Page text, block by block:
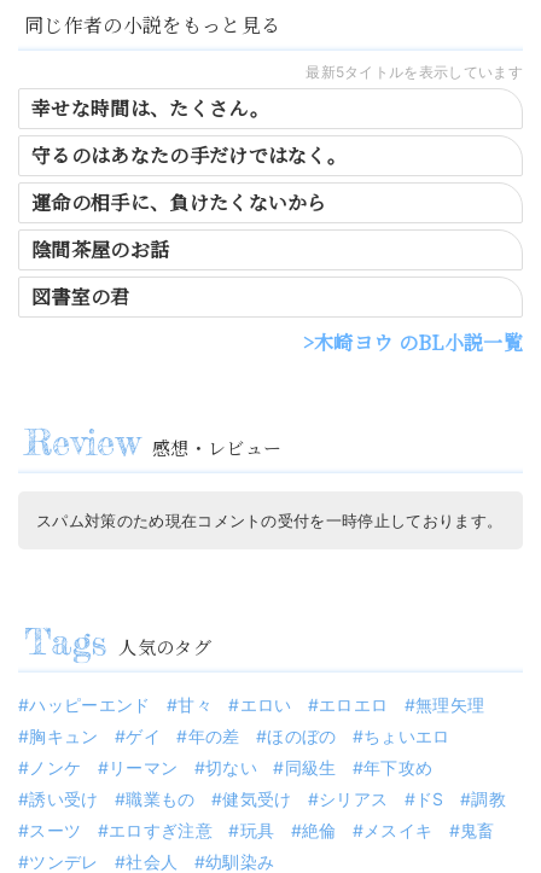
同じ作者の小説をもっと見る
最新5タイトルを表示しています
幸せな時間は、たくさん。
守るのはあなたの手だけではなく。
運命の相手に、負けたくないから
陰間茶屋のお話
図書室の君
木崎ヨウ のBL小説一覧
感想・レビュー
スパム対策のため現在コメントの受付を一時停止しております。
人気のタグ
ハッピーエンド 甘々 エロい エロエロ
無理矢理
胸キュン
ゲイ 年の差 ほのぼの
ちょいエロ
ノンケ
リーマン 切ない 同級生
年下攻め
誘い受け
職業もの 健気受け シリアス ドS
調教
スーツ
エロすぎ注意 玩具 絶倫 メスイキ
鬼畜
ツンデレ
社会人 幼馴染み